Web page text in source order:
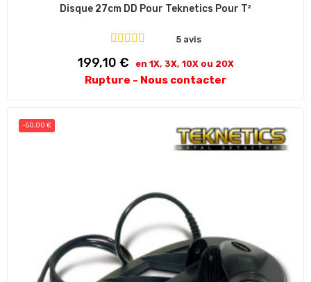
Disque 27cm DD Pour Teknetics Pour T²
5 avis
Prix
199,10 € en 1X, 3X, 10X ou 20X
Rupture - Nous contacter
-50,00 €